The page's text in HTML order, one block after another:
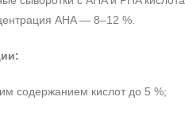
AHA — 8–12 %.
содержанием кислот до 5 %;